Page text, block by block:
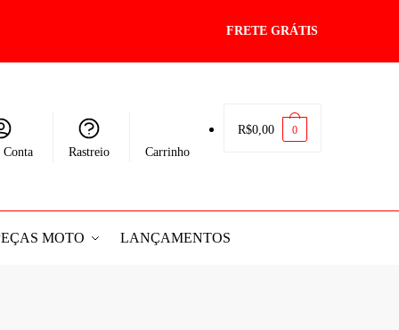
FRETE GRÁTIS
Rastreio Carrinho
R$0,00 0
MOTO LANÇAMENTOS